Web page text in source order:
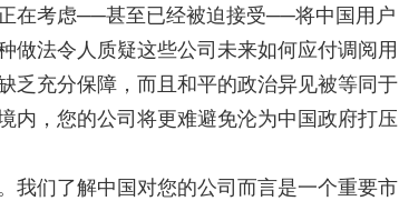
在考虑──甚至已经被迫接受──将中国用户
做法令人质疑这些公司未来如何应付调阅用
乏充分保障，而且和平的政治异见被等同于
内，您的公司将更难避免沦为中国政府打压
我们了解中国对您的公司而言是一个重要市